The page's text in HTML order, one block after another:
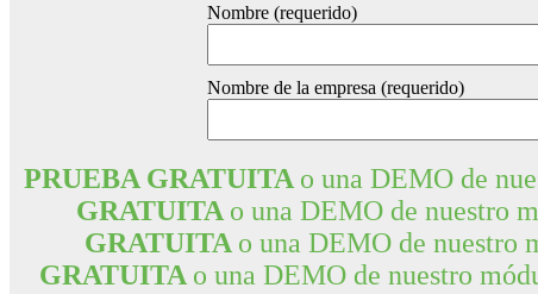
Nombre (requerido)
Nombre de la empresa (requerido)
PRUEBA GRATUITA o una DEMO de
GRATUITA o una DEMO de nuestro
GRATUITA o una DEMO de
GRATUITA o una DEMO de nuestro